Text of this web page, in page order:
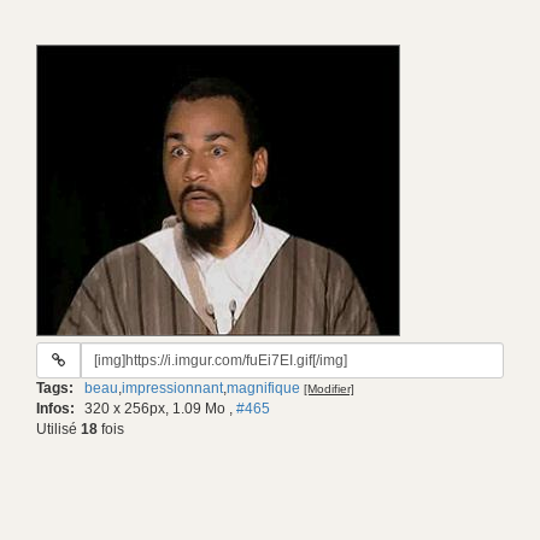
URL
gif:
Tags: beau,impressionnant,magnifique [Modifier]
Infos: 320 x 256px, 1.09 Mo , #465
Utilisé 18 fois